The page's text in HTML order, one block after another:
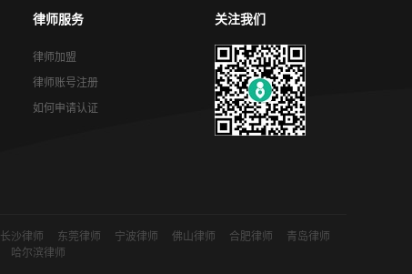
律师服务
律师加盟
律师账号注册
如何申请认证
关注我们
长沙律师 东莞律师 宁波律师 佛山律师 合肥律师
青岛律师
哈尔滨律师